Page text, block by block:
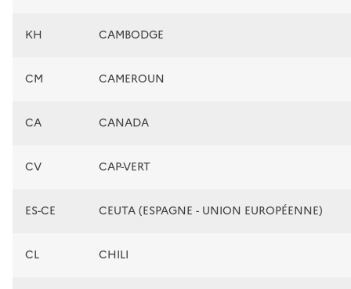
KH CAMBODGE
CM CAMEROUN
CA CANADA
CV CAP-VERT
ES-CE CEUTA (ESPAGNE - UNION EUROPÉENNE)
CL CHILI